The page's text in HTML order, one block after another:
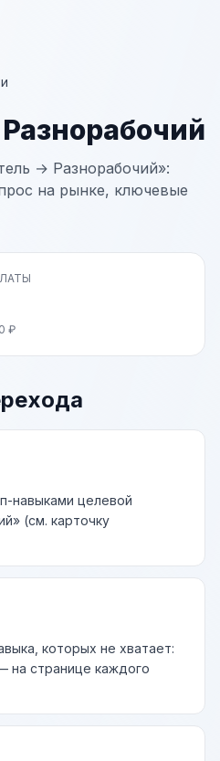
Разнорабочий
→ Разнорабочий»:
на рынке, ключевые
₽
навыками целевой
(см. карточку
которых не хватает:
на странице каждого